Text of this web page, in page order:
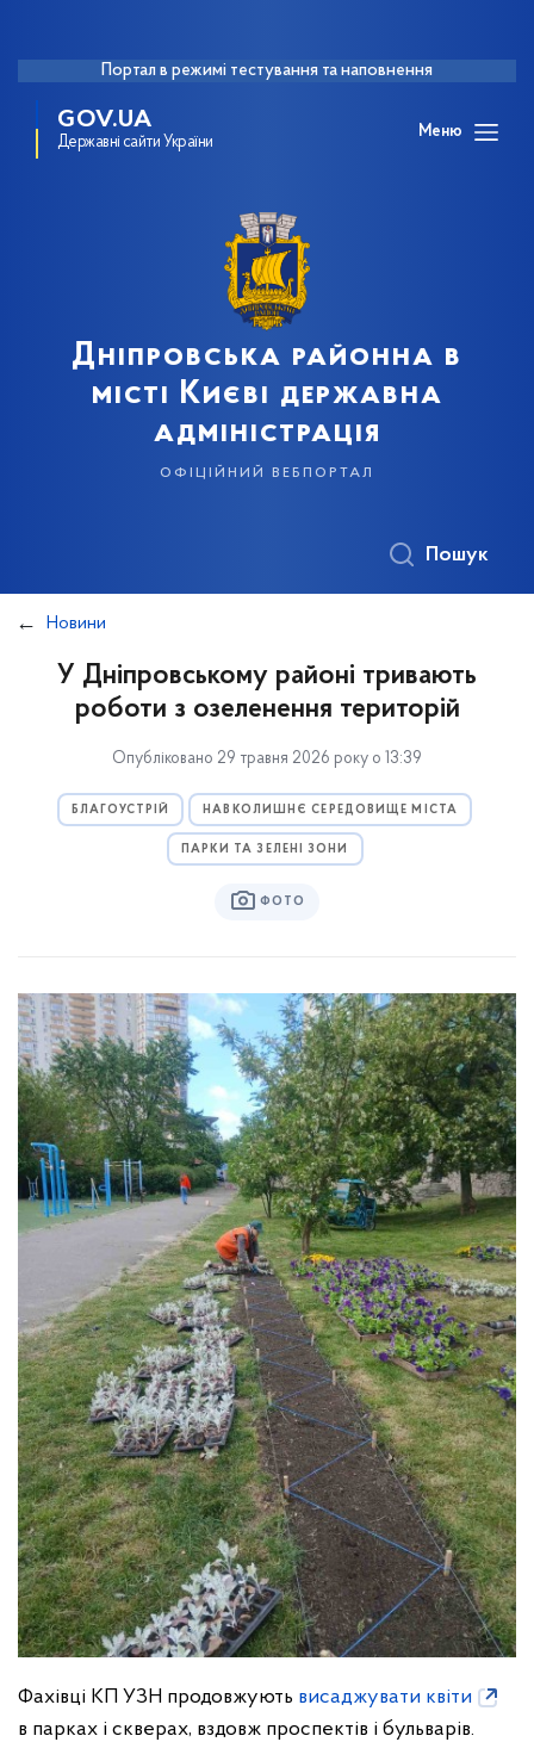
Портал в режимі тестування та наповнення
GOV.UA
Державні сайти України
Меню
Дніпровська районна в
місті Києві державна
адміністрація
офіційний вебпортал
Пошук
Новини
У Дніпровському районі тривають
роботи з озеленення територій
Опубліковано 29 травня 2026 року о 13:39
БЛАГОУСТРІЙ НАВКОЛИШНЄ СЕРЕДОВИЩЕ МІСТА
ПАРКИ ТА ЗЕЛЕНІ ЗОНИ
ФОТО
Фахівці КП УЗН продовжують висаджувати квіти
в парках і скверах, вздовж проспектів і бульварів.